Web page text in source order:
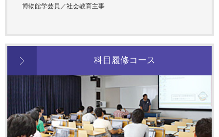
博物館学芸員／社会教育主事
科目履修コース